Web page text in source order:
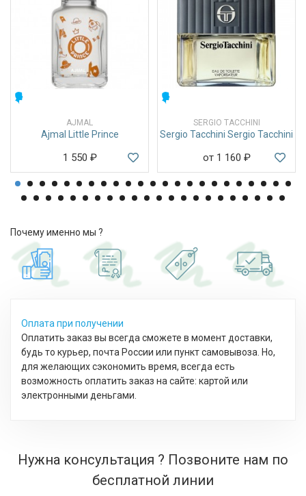
AJMAL
Ajmal Little Prince
1 550 ₽
SERGIO TACCHINI
Sergio Tacchini Sergio Tacchini
от 1 160 ₽
Почему именно мы ?
Оплата при получении
Оплатить заказ вы всегда сможете в момент доставки,
будь то курьер, почта России или пункт самовывоза. Но,
для желающих сэкономить время, всегда есть
возможность оплатить заказ на сайте: картой или
электронными деньгами.
Нужна консультация ? Позвоните нам по
бесплатной линии